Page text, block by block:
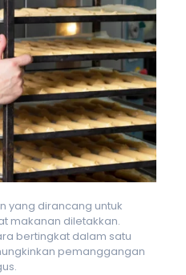
yang dirancang untuk
makanan diletakkan.
bertingkat dalam satu
pemanggangan